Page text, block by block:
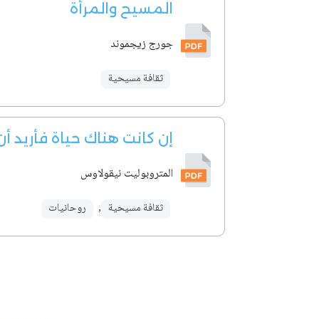
المسيح والمرأة
جورج زيجموند
ثقافة مسيحية
إن كانت هناك حياة فأريد
المتروبوليت نيقولاوس
ثقافة مسيحية , روحانيات